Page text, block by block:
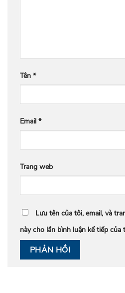
Tên *
Email *
Trang web
Lưu tên của tôi, email, và
này cho lần bình luận kế tiếp của